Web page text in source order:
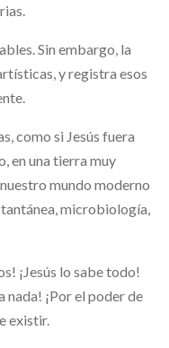
Sin embargo, la
y registra esos
como si Jesús fuera
en una tierra muy
mundo moderno
microbiología,
¡Jesús lo sabe todo!
nada! ¡Por el poder de
existir.